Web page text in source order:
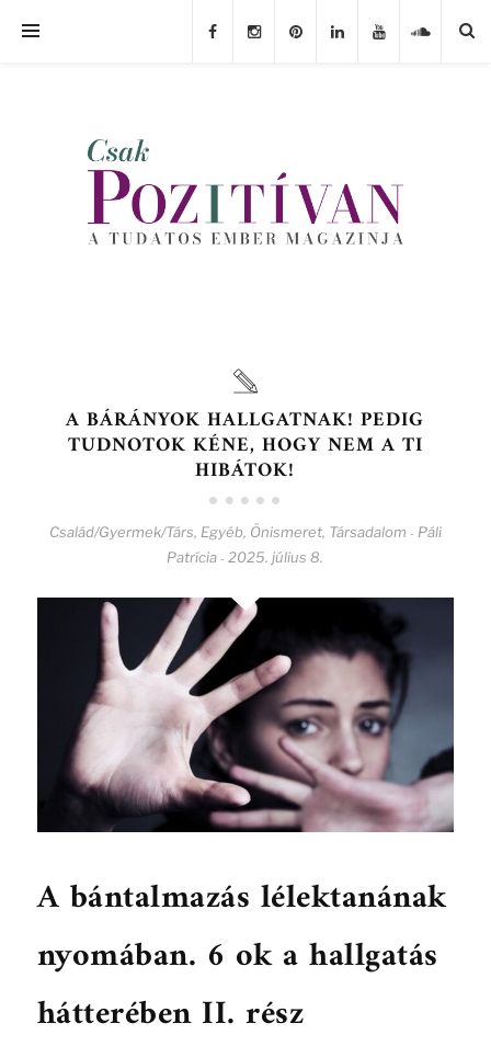
A BÁRÁNYOK HALLGATNAK! PEDIG
TUDNOTOK KÉNE, HOGY NEM A TI
HIBÁTOK!
Család/Gyermek/Társ, Egyéb, Önismeret, Társadalom - Páli
Patrícia - 2025. július 8.
A bántalmazás lélektanának
nyomában. 6 ok a hallgatás
hátterében II. rész